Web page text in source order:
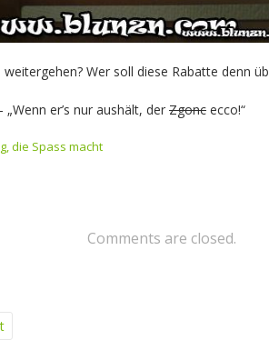
Wer soll diese Rabatte denn
„Wenn er’s nur aushält, der Zgonc ecco!“
die Spass macht
Comments are closed.